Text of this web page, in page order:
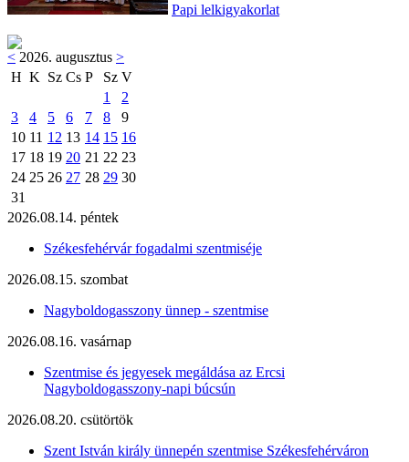
Papi lelkigyakorlat
< 2026. augusztus >
H K Sz Cs P Sz V
1
2
3
4 5 6 7 8
9
10 11 12 13 14 15 16
17 18 19 20 21 22 23
24 25 26 27 28 29 30
31
2026.08.14. péntek
Székesfehérvár fogadalmi szentmiséje
2026.08.15. szombat
Nagyboldogasszony ünnep - szentmise
2026.08.16. vasárnap
Szentmise és jegyesek megáldása az Ercsi
Nagyboldogasszony-napi búcsún
2026.08.20. csütörtök
Szent István király ünnepén szentmise Székesfehérváron